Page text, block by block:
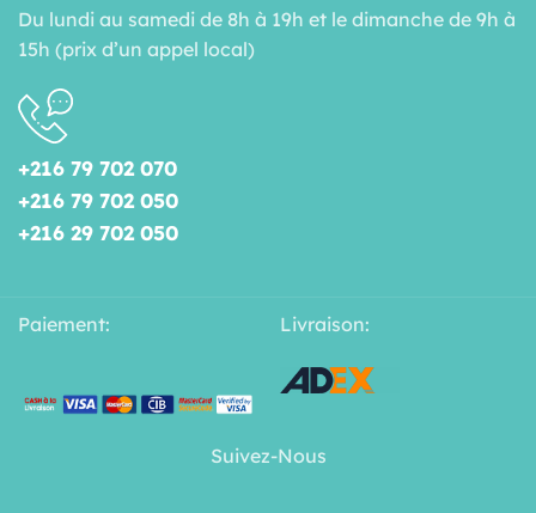
Du lundi au samedi de 8h à 19h et le dimanche de 9h à
15h (prix d’un appel local)
+216 79 702 070
+216 79 702 050
+216 29 702 050
Paiement: Livraison:
Suivez-Nous